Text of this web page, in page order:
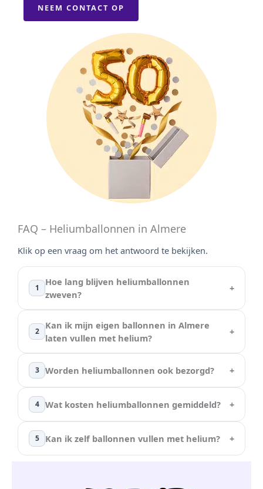
NEEM CONTACT OP
FAQ – Heliumballonnen in Almere
Klik op een vraag om het antwoord te bekijken.
1
Hoe lang blijven heliumballonnen
zweven?
2
Kan ik mijn eigen ballonnen in Almere
laten vullen met helium?
3 Worden heliumballonnen ook bezorgd?
4 Wat kosten heliumballonnen gemiddeld?
5 Kan ik zelf ballonnen vullen met helium?